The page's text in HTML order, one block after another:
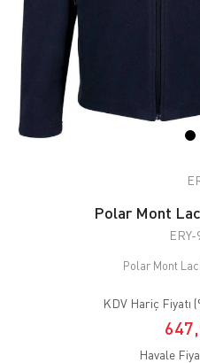
Polar Mont
ERY-
Polar Mont
KDV Hariç Fiyatı (
Havale